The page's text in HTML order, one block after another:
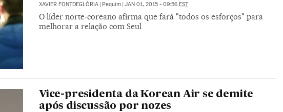
XAVIER FONTDEGLÒRIA Pequim JAN 01, 2015 - 09:56 EST
O líder norte-coreano afirma que fará "todos os esforços" para
melhorar a relação com Seul
Vice-presidenta da Korean Air se demite
após discussão por nozes